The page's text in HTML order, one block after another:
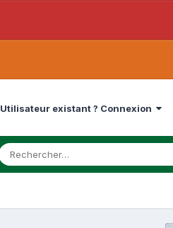
Utilisateur existant ? Connexion